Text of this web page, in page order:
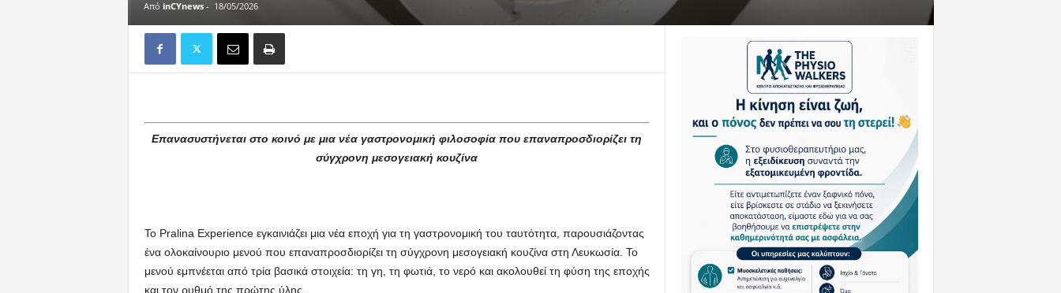
Από inCYnews- 18/05/2026
Επανασυστήνεται στο κοινό με μια νέα γαστρονομική φιλοσοφία που επαναπροσδιορίζει τη
σύγχρονη μεσογειακή κουζίνα
Το Pralina Experience εγκαινιάζει μια νέα εποχή για τη γαστρονομική του ταυτότητα, παρουσιάζοντας
ένα ολοκαίνουριο μενού που επαναπροσδιορίζει τη σύγχρονη μεσογειακή κουζίνα στη Λευκωσία. Το
μενού εμπνέεται από τρία βασικά στοιχεία: τη γη, τη φωτιά, το νερό και ακολουθεί τη φύση της εποχής
και τον ρυθμό της πρώτης ύλης.